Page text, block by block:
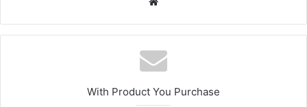
الوي
ب
With Product You Purchase